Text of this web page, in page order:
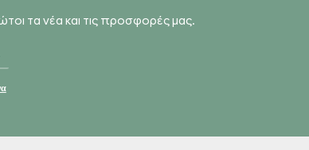
τα νέα και τις προσφορές μας.